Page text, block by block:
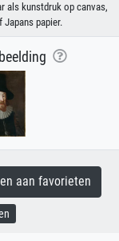
als kunstdruk op canvas,
papier.
aan favorieten